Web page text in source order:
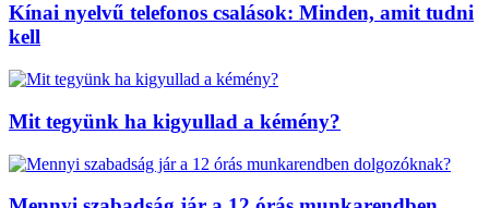
Kínai nyelvű telefonos csalások: Minden, amit tudni
kell
Mit tegyünk ha kigyullad a kémény?